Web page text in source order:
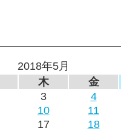
2018年5月
木
金
3
4
10
11
17
18